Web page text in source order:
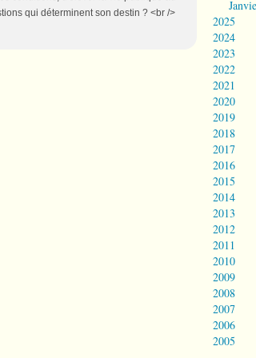
qui déterminent son destin ? <br />
2025
2024
2023
2022
2021
2020
2019
2018
2017
2016
2015
2014
2013
2012
2011
2010
2009
2008
2007
2006
2005